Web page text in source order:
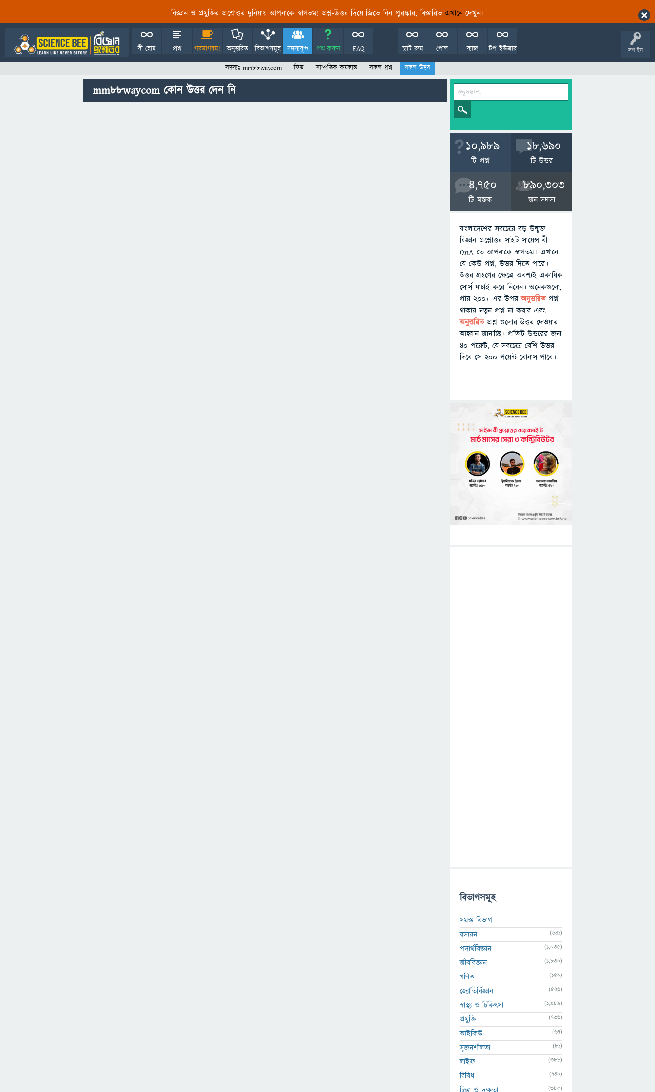
বিজ্ঞান ও প্রযুক্তির প্রশ্নোত্তর দুনিয়ায় আপনাকে স্বাগতম! প্রশ্ন-উত্তর দিয়ে জিতে নিন পুরস্কার, বিস্তারিত এখানেদেখুন।
লগ ইন
বী হোম প্রশ্ন গরমাগরম! অনুত্তরিত বিভাগসমূহ সদস্যবৃন্দ প্রশ্ন করুন FAQ টপ ইউজার
ব্যাজ
পোল
চ্যাট রুম
সদস্যঃ mm88waycom ফিড সাম্প্রতিক কর্মকান্ড সকল প্রশ্ন সকল উত্তর
mm88waycom কোন উত্তর দেন নি
10,989
টি প্রশ্ন
18,690
টি উত্তর
4,750
টি মন্তব্য
890,303
জন সদস্য
বাংলাদেশের সবচেয়ে বড় উন্মুক্ত
বিজ্ঞান প্রশ্নোত্তর সাইট সায়েন্স বী
QnA তে আপনাকে স্বাগতম। এখানে
যে কেউ প্রশ্ন, উত্তর দিতে পারে।
উত্তর গ্রহণের ক্ষেত্রে অবশ্যই একাধিক
সোর্স যাচাই করে নিবেন। অনেকগুলো,
প্রায় ২০০+ এর উপরঅনুত্তরিতপ্রশ্ন
থাকায় নতুন প্রশ্ন না করার এবং
অনুত্তরিত প্রশ্ন গুলোর উত্তর দেওয়ার
আহ্বান জানাচ্ছি। প্রতিটি উত্তরের জন্য
৪০ পয়েন্ট, যে সবচেয়ে বেশি উত্তর
দিবে সে ২০০ পয়েন্ট বোনাস পাবে।
বিভাগসমূহ
সমস্ত বিভাগ
রসায়ন
(641)
পদার্থবিজ্ঞান (1,035)
জীববিজ্ঞান (1,830)
গণিত (159)
জ্যোতির্বিজ্ঞান (526)
স্বাস্থ্য ও চিকিৎসা (1,989)
প্রযুক্তি (736)
আইকিউ (67)
সৃজনশীলতা (81)
লাইফ (388)
বিবিধ (749)
চিন্তা ও দক্ষতা (385)